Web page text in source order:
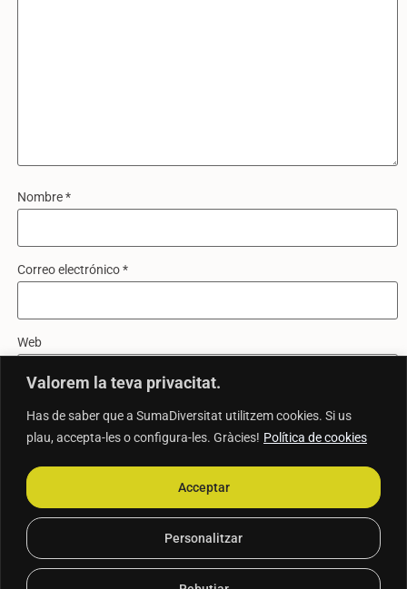
Valorem la teva privacitat.
Has de saber que a SumaDiversitat utilitzem cookies. Si us
plau, accepta-les o configura-les. Gràcies! Política de cookies
Personalitzar
Acceptar
Nombre*
Correo electrónico*
Web
Guarda mi nombre, correo electrónico y web en este navegador
para la próxima vez que comente.
www.sumadiversitat.com
sumadiversitat@sumadiversitat.com